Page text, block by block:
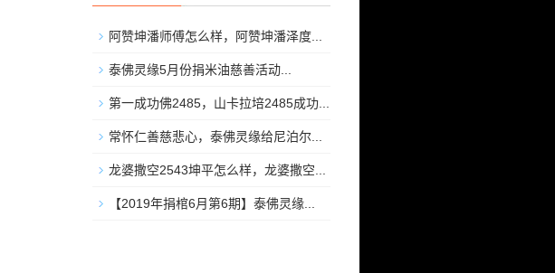
阿赞坤潘师傅怎么样，阿赞坤潘泽度...
泰佛灵缘5月份捐米油慈善活动...
第一成功佛2485，山卡拉培2485成功...
常怀仁善慈悲心，泰佛灵缘给尼泊尔...
龙婆撒空2543坤平怎么样，龙婆撒空...
【2019年捐棺6月第6期】泰佛灵缘...